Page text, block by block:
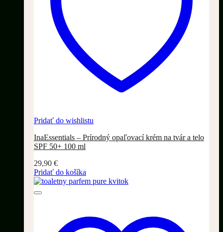
Pridať do wishlistu
InaEssentials – Prírodný opaľovací krém na tvár a telo
SPF 50+ 100 ml
29,90 €
Pridať do košíka